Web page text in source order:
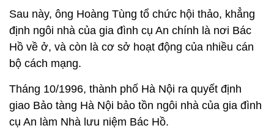
Sau này, ông Hoàng Tùng tổ chức hội thảo, khẳng
định ngôi nhà của gia đình cụ An chính là nơi Bác
Hồ về ở, và còn là cơ sở hoạt động của nhiều cán
bộ cách mạng.
Tháng 10/1996, thành phố Hà Nội ra quyết định
giao Bảo tàng Hà Nội bảo tồn ngôi nhà của gia đình
cụ An làm Nhà lưu niệm Bác Hồ.